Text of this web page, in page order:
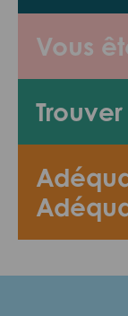
Vous